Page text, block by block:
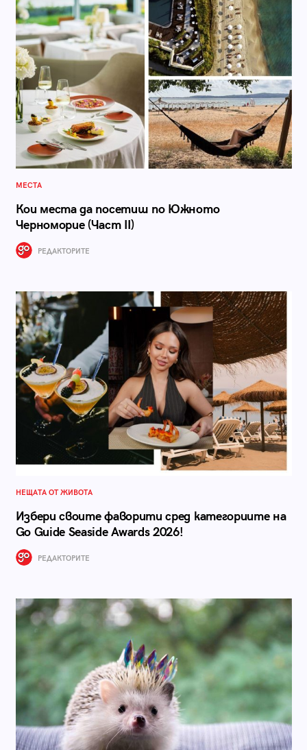
МЕСТА
Кои места да посетиш по Южното
Черноморие (Част II)
РЕДАКТОРИТЕ
НЕЩАТА ОТ ЖИВОТА
Избери своите фаворити сред категориите на
Go Guide Seaside Awards 2026!
РЕДАКТОРИТЕ